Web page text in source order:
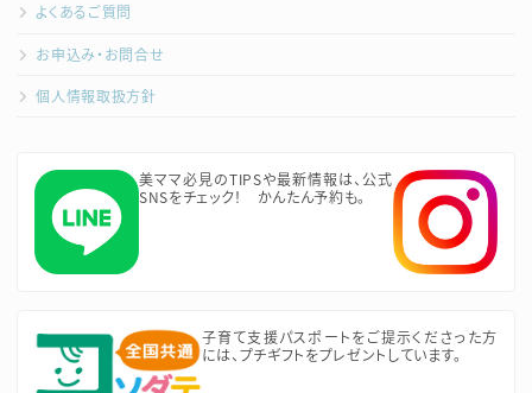
よくあるご質問
お申込み・お問合せ
個人情報取扱方針
美ママ必見のTIPSや最新情報は、公式
SNSをチェック！ かんたん予約も。
子育て支援パスポートをご提示くださった方
には、プチギフトをプレゼントしています。